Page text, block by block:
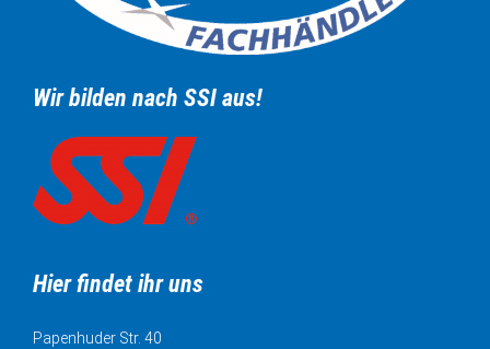
Wir bilden nach SSI aus!
Hier findet ihr uns
Papenhuder Str. 40